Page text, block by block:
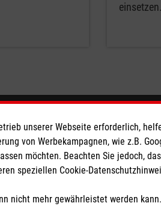
einsetzen.
e.V.
1201 2168 65
So finden
Werner-von-
33334
unserer Webseite erforderlich,
von Werbekampagnen, wie z.B.
möchten. Beachten Sie jedoch,
speziellen Cookie-
nicht mehr gewährleistet werden kann.